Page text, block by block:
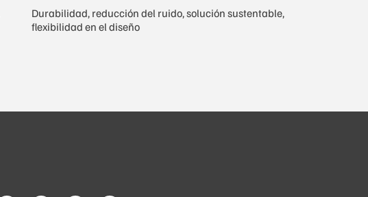
Durabilidad, reducción del ruido, solución sustentable,
flexibilidad en el diseño